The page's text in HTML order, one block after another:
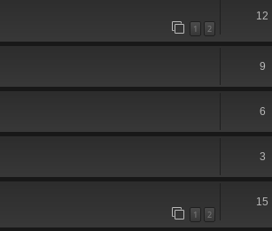
1 2
12
9
6
3
1 2
15